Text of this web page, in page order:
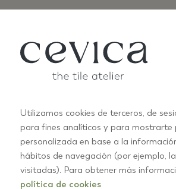
ANTIC SPECIAL
01/03
Utilizamos cookies de terceros, de
para fines analíticos y para mostrarte
personalizada en base a la
hábitos de navegación (por ejemplo,
visitadas). Para obtener más
política de cookies